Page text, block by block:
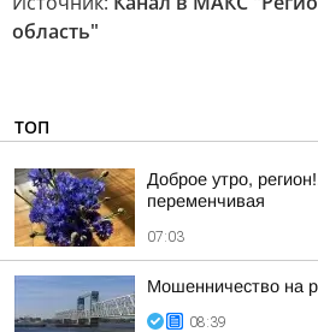
область"
ТОП
Доброе утро,
переменчивая
07:03
Мошенничество на
08:39